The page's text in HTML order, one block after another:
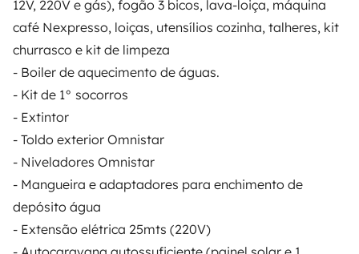
12V, 220V e gás), fogão 3 bicos, lava-loiça, máquina
café Nexpresso, loiças, utensílios cozinha, talheres, kit
churrasco e kit de limpeza
- Boiler de aquecimento de águas.
- Kit de 1° socorros
- Extintor
- Toldo exterior Omnistar
- Niveladores Omnistar
- Mangueira e adaptadores para enchimento de
depósito água
- Extensão elétrica 25mts (220V)
A partir de
Yescapa es una plataforma que facilita y asegura el